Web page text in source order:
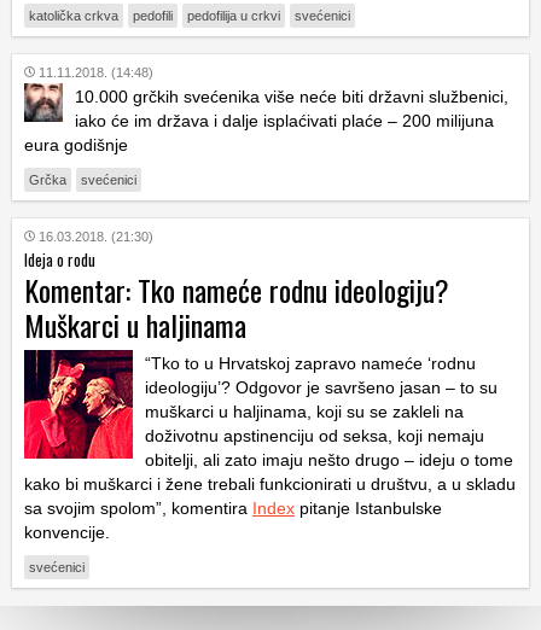
katolička crkva pedofili pedofilija u crkvi svećenici
11.11.2018. (14:48)
10.000 grčkih svećenika više neće biti državni službenici,
iako će im država i dalje isplaćivati plaće – 200 milijuna
eura godišnje
Grčka svećenici
16.03.2018. (21:30)
Ideja o rodu
Komentar: Tko nameće rodnu ideologiju?
Muškarci u haljinama
“Tko to u Hrvatskoj zapravo nameće ‘rodnu
ideologiju’? Odgovor je savršeno jasan – to su
muškarci u haljinama, koji su se zakleli na
doživotnu apstinenciju od seksa, koji nemaju
obitelji, ali zato imaju nešto drugo – ideju o tome
kako bi muškarci i žene trebali funkcionirati u društvu, a u skladu
sa svojim spolom”, komentira Index pitanje Istanbulske
konvencije.
svećenici